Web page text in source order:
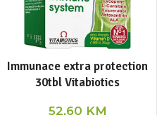
Immunace extra protection
30tbl Vitabiotics
52,60 KM